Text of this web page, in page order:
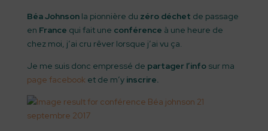
Béa Johnsonla pionnière du zéro déchet de passage
en France qui fait une conférence à une heure de
chez moi, j’ai cru rêver lorsque j’ai vu ça.
Je me suis donc empressé de partager l’infosur ma
page facebooket de m’yinscrire.